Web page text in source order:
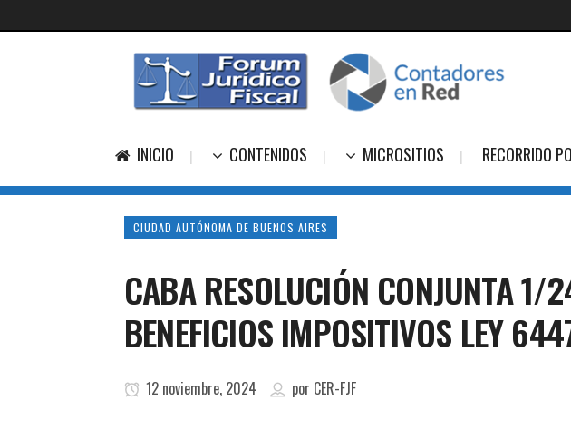
INICIO CONTENIDOS MICROSITIOS RECORRIDO
CIUDAD AUTÓNOMA DE BUENOS AIRES
CABA RESOLUCIÓN CONJUNTA 1/
BENEFICIOS IMPOSITIVOS LEY
12 noviembre, 2024 por CER-FJF